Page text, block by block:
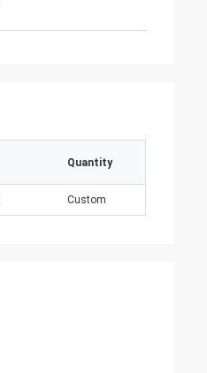
Quantity
Custom